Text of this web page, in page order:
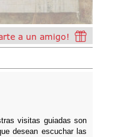
visitas guiadas son
desean escuchar las